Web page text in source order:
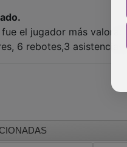
fue el jugador más
6 rebotes,3